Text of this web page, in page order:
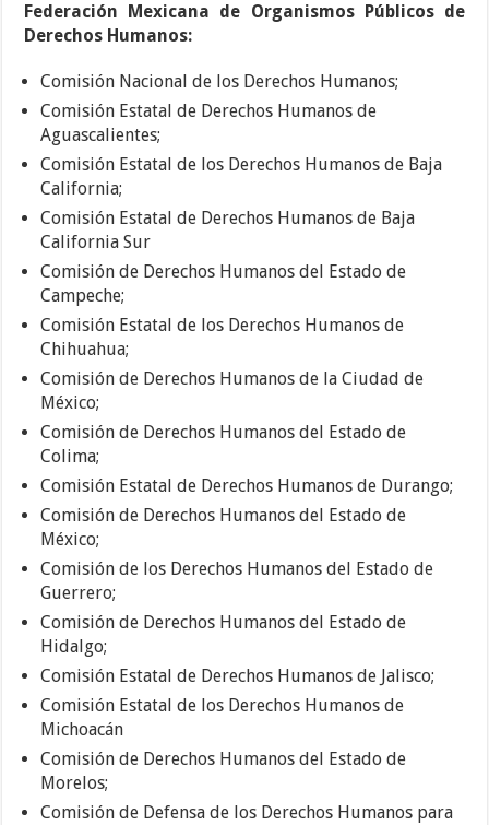
Federación Mexicana de Organismos Públicos de
Derechos Humanos:
Comisión Nacional de los Derechos Humanos;
Comisión Estatal de Derechos Humanos de
Aguascalientes;
Comisión Estatal de los Derechos Humanos de Baja
California;
Comisión Estatal de Derechos Humanos de Baja
California Sur
Comisión de Derechos Humanos del Estado de
Campeche;
Comisión Estatal de los Derechos Humanos de
Chihuahua;
Comisión de Derechos Humanos de la Ciudad de
México;
Comisión de Derechos Humanos del Estado de
Colima;
Comisión Estatal de Derechos Humanos de Durango;
Comisión de Derechos Humanos del Estado de
México;
Comisión de los Derechos Humanos del Estado de
Guerrero;
Comisión de Derechos Humanos del Estado de
Hidalgo;
Comisión Estatal de Derechos Humanos de Jalisco;
Comisión Estatal de los Derechos Humanos de
Michoacán
Comisión de Derechos Humanos del Estado de
Morelos;
Comisión de Defensa de los Derechos Humanos para